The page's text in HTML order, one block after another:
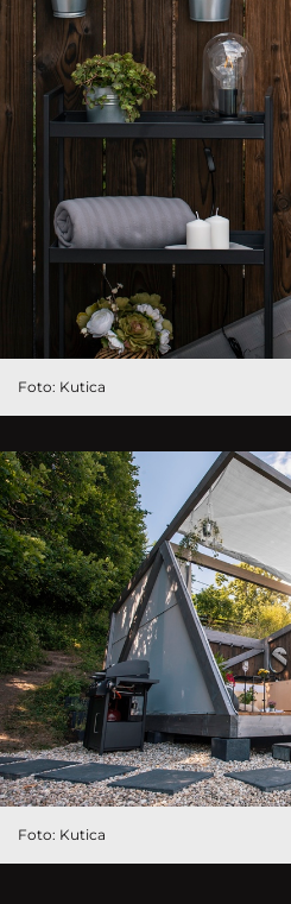
Foto: Kutica
Foto: Kutica